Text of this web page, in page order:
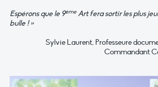
Espérons que le 9ème Art fera sortir les plus
bulle ! »
Sylvie Laurent, Professeure
Commandant